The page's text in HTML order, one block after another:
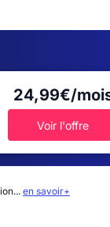
24,99€/
Voir l'offre
en savoir+